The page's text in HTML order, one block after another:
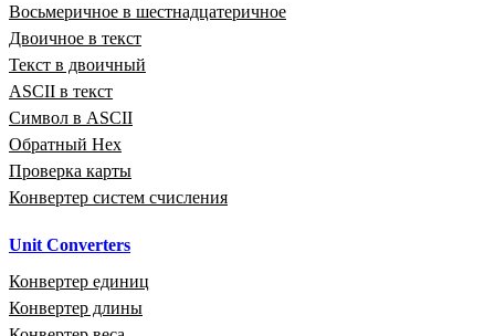
Восьмеричное в шестнадцатеричное
Двоичное в текст
Текст в двоичный
ASCII в текст
Символ в ASCII
Обратный Hex
Проверка карты
Конвертер систем счисления
Unit Converters
Конвертер единиц
Конвертер длины